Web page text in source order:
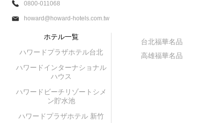
0800-011068
howard@howard-hotels.com.tw
ホテル一覧
ハワードプラザホテル台北
ハワードインターナショナル
ハウス
ハワードビーチリゾートシメ
ン貯水池
ハワードプラザホテル 新竹
台北福華名品
高雄福華名品